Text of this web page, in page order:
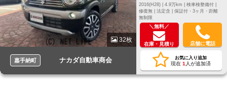
32枚
嘉手納町 ナカダ自動車商会
2016(H28) | 4.9万km |
検車検整備付 |
修復無 | 法定含 | 保証付・3ヶ月・距離
無制限
＼無料／
在庫・見積り 店舗に電話
お気に入り追加
現在 1 人が追加済